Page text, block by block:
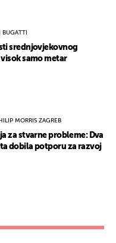
srednjovjekovnog
samo metar
MORRIS ZAGREB
za stvarne probleme: Dva
dobila potporu za razvoj